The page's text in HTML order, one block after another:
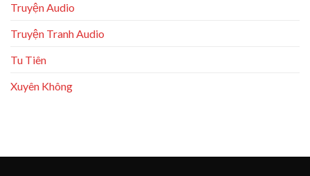
Truyện Audio
Truyện Tranh Audio
Tu Tiên
Xuyên Không